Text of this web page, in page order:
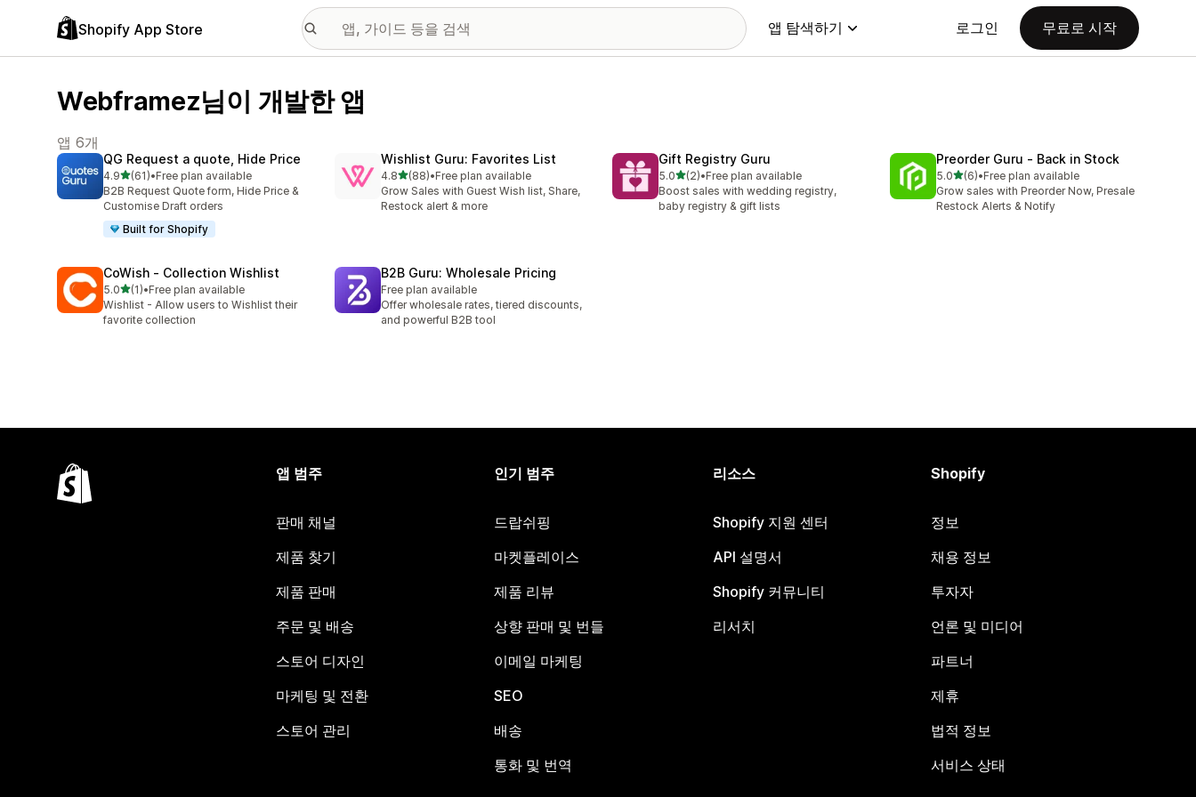
Shopify App Store 앱 탐색하기 로그인 무료로 시작
Webframez님이 개발한 앱
앱 6개
QG Request a quote, Hide Price
4.9별 5개 중
(61)
총 리뷰 61개
•Free plan available
B2B Request Quote form, Hide Price &
Customise Draft orders
Built for Shopify
Wishlist Guru: Favorites List
4.8별 5개 중
(88)
총 리뷰 88개
•Free plan available
Grow Sales with Guest Wish list, Share,
Restock alert & more
Gift Registry Guru
5.0별 5개 중
(2)
총 리뷰 2개
•Free plan available
Boost sales with wedding registry,
baby registry & gift lists
Preorder Guru ‑ Back in Stock
5.0별 5개 중
(6)
총 리뷰 6개
•Free plan available
Grow sales with Preorder Now, Presale
Restock Alerts & Notify
CoWish ‑ Collection Wishlist
5.0별 5개 중
(1)
총 리뷰 1개
•Free plan available
Wishlist - Allow users to Wishlist their
favorite collection
B2B Guru: Wholesale Pricing
Free plan available
Offer wholesale rates, tiered discounts,
and powerful B2B tool
앱 범주
판매 채널
제품 찾기
제품 판매
주문 및 배송
스토어 디자인
마케팅 및 전환
스토어 관리
인기 범주
드랍쉬핑
마켓플레이스
제품 리뷰
상향 판매 및 번들
이메일 마케팅
SEO
배송
통화 및 번역
리소스
Shopify 지원 센터
API 설명서
Shopify 커뮤니티
리서치
Shopify
정보
채용 정보
투자자
언론 및 미디어
파트너
제휴
법적 정보
서비스 상태